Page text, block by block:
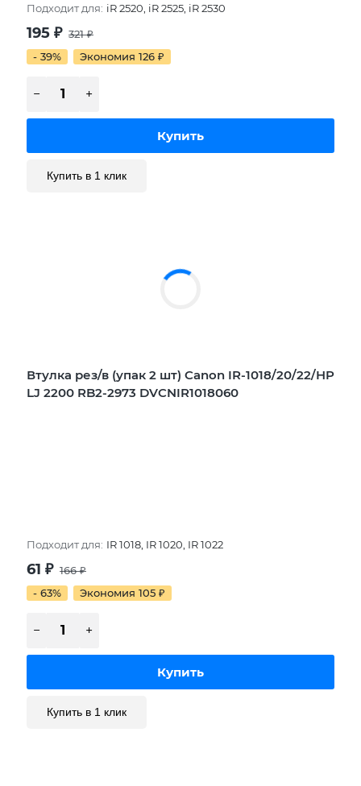
Подходит для: iR 2520, iR 2525, iR 2530
195 ₽ 321₽
- 39%
Экономия 126 ₽
Купить в 1 клик
Втулка рез/в (упак 2 шт) Canon IR-1018/20/22/HP
LJ 2200 RB2-2973 DVCNIR1018060
Подходит для: IR 1018, IR 1020, IR 1022
61 ₽ 166₽
- 63%
Экономия 105 ₽
Купить в 1 клик